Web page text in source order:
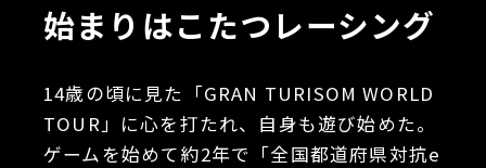
始まりはこたつレーシング
14歳の頃に見た「GRAN TURISOM WORLD
TOUR」に心を打たれ、自身も遊び始めた。
ゲームを始めて約2年で「全国都道府県対抗e